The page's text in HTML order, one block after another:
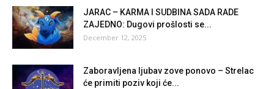
JARAC – KARMA I SUDBINA SADA RADE
ZAJEDNO: Dugovi prošlosti se...
December 12, 2025
Zaboravljena ljubav zove ponovo – Strelac
će primiti poziv koji će...